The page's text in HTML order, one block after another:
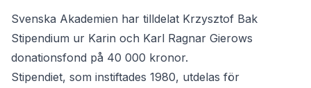
Svenska Akademien har tilldelat Krzysztof Bak
Stipendium ur Karin och Karl Ragnar Gierows
donationsfond på 40 000 kronor.
Stipendiet, som instiftades 1980, utdelas för